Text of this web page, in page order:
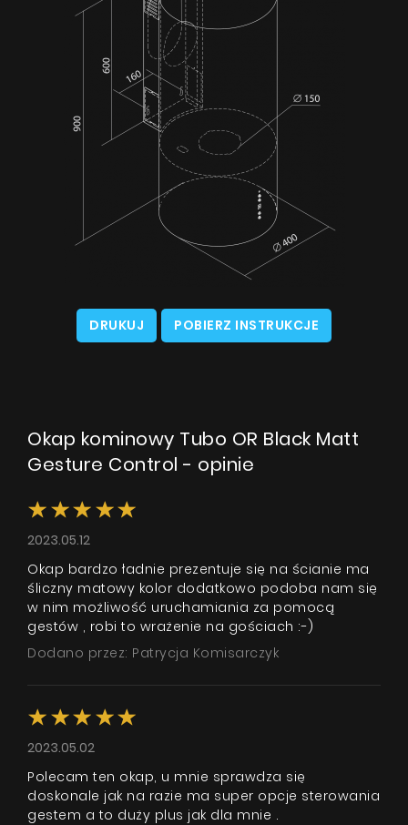
DRUKUJ POBIERZ INSTRUKCJE
Okap kominowy Tubo OR Black Matt
Gesture Control - opinie
2023.05.12
Okap bardzo ładnie prezentuje się na ścianie ma
śliczny matowy kolor dodatkowo podoba nam się
w nim możliwość uruchamiania za pomocą
gestów , robi to wrażenie na gościach :-)
Dodano przez: Patrycja Komisarczyk
2023.05.02
Polecam ten okap, u mnie sprawdza się
doskonale jak na razie ma super opcje sterowania
gestem a to duży plus jak dla mnie .